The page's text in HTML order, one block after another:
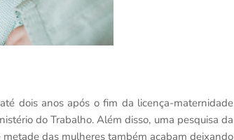
dois anos após o fim da licença-maternidade
do Trabalho. Além disso, uma pesquisa da
das mulheres também acabam deixando